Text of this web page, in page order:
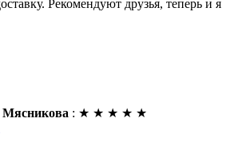
Рекомендуют друзья, теперь и я
: ★ ★ ★ ★ ★